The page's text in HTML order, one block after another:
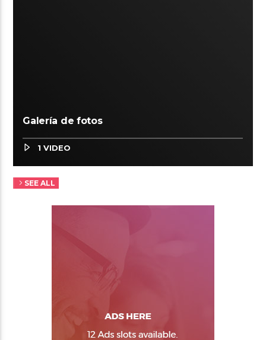
Galería de fotos
1 VIDEO
SEE ALL